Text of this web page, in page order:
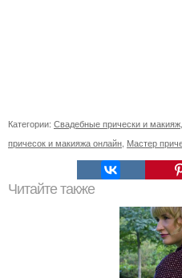
Категории: Свадебные прически и макияж
причесок и макияжа онлайн Мастер
Читайте также